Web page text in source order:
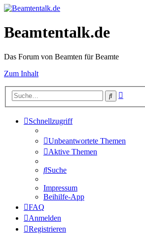
Beamtentalk.de
Das Forum von Beamten für Beamte
Zum Inhalt
Suche
Schnellzugriff
Unbeantwortete Themen
Aktive Themen
Suche
Impressum
Beihilfe-App
FAQ
Anmelden
Registrieren